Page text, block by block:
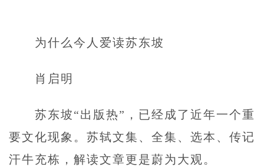
为什么今人爱读苏东坡
肖启明
苏东坡“出版热”，已经成了近年一个重
要文化现象。苏轼文集、全集、选本、传记
汗牛充栋，解读文章更是蔚为大观。